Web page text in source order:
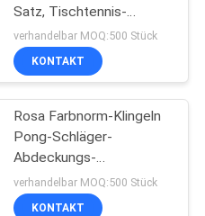
Satz, Tischtennis-
Schläger-Abdeckung für
Wettbewerb
verhandelbar MOQ:500 Stück
KONTAKT
Rosa Farbnorm-Klingeln
Pong-Schläger-
Abdeckungs-
Aluminiumschwamm, der
für Tischtennis füllt
verhandelbar MOQ:500 Stück
KONTAKT